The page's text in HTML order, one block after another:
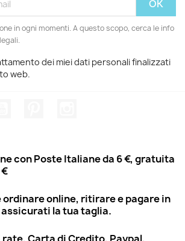
in ogni momenti. A questo scopo, cerca le info
dei miei dati personali finalizzati
web.
con Poste Italiane da 6 €, gratuita
ordinare online, ritirare e pagare in
la tua taglia.